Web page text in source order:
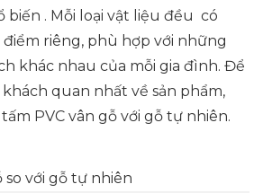
biến . Mỗi loại vật liệu đều có
riêng, phù hợp với những
khác nhau của mỗi gia đình. Để
quan nhất về sản phẩm,
PVC vân gỗ với gỗ tự nhiên.